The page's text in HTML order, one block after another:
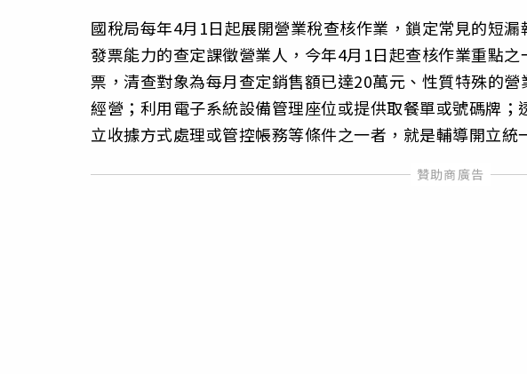
國稅局每年4月1日起展開營業稅查核作業，鎖定常見的短
發票能力的查定課徵營業人，今年4月1日起查核作業重點
票，清查對象為每月查定銷售額已達20萬元、性質特殊的
經營；利用電子系統設備管理座位或提供取餐單或號碼牌
立收據方式處理或管控帳務等條件之一者，就是輔導開立統